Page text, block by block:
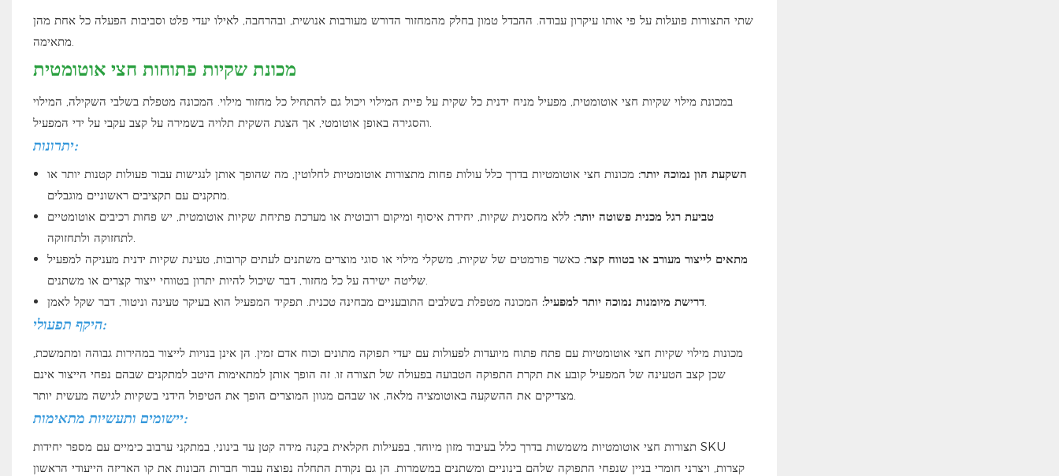
שתי התצורות פועלות על פי אותו עיקרון עבודה. ההבדל טמון בחלק מהמחזור הדורש מעורבות אנושית, ובהרחבה, לאילו יעדי פלט וסביבות הפעלה כל אחת מהן
מכונת שקיות פתוחות חצי אוטומטית
במכונת מילוי שקיות חצי אוטומטית, מפעיל מניח ידנית כל שקית על פיית המילוי ויכול גם להתחיל כל מחזור מילוי. המכונה מטפלת בשלבי השקילה, המילוי
יתרונות:
השקעת הון נמוכה יותר: מכונות חצי אוטומטיות בדרך כלל עולות פחות מתצורות אוטומטיות לחלוטין, מה שהופך אותן לנגישות עבור פעולות קטנות יותר או
טביעת רגל מכנית פשוטה יותר: ללא מחסנית שקיות, יחידת איסוף ומיקום רובוטית או מערכת פתיחת שקיות אוטומטית, יש פחות רכיבים אוטומטיים
לתחזוקה ולתחזוקה.
מתאים לייצור מעורב או בטווח קצר: כאשר פורמטים של שקיות, משקלי מילוי או סוגי מוצרים משתנים לעתים קרובות, טעינת שקיות ידנית מעניקה למפעיל
שליטה ישירה על כל מחזור, דבר שיכול להיות יתרון בטווחי ייצור קצרים או משתנים.
דרישת מיומנות נמוכה יותר למפעיל:המכונה מטפלת בשלבים התובעניים מבחינה טכנית. תפקיד המפעיל הוא בעיקר טעינה וניטור, דבר שקל לאמן.
היקף תפעולי:
מכונות מילוי שקיות חצי אוטומטיות עם פתח פתוח מיועדות לפעולות עם יעדי תפוקה מתונים וכוח אדם זמין. הן אינן בנויות לייצור במהירות גבוהה ומתמשכת,
שכן קצב הטעינה של המפעיל קובע את תקרת התפוקה הטבועה בפעולה של תצורה זו. זה הופך אותן למתאימות היטב למתקנים שבהם נפחי הייצור אינם
יישומים ותעשיות מתאימות:
תצורות חצי אוטומטיות משמשות בדרך כלל בעיבוד מזון מיוחד, בפעילות חקלאית בקנה מידה קטן עד בינוני, במתקני ערבוב כימיים עם מספר יחידות SKU
קצרות, ויצרני חומרי בניין שנפחי התפוקה שלהם בינוניים ומשתנים במשמרות. הן גם נקודת התחלה נפוצה עבור חברות הבונות את קו האריזה הייעודי הראשון